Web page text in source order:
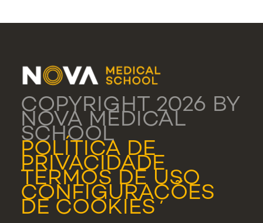
COPYRIGHT 2026 BY
NOVA MEDICAL
SCHOOL
POLÍTICA DE
PRIVACIDADE
TERMOS DE USO
CONFIGURAÇÕES
DE COOKIES